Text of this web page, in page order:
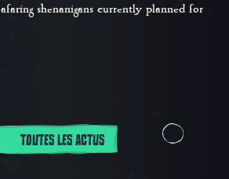
shenanigans currently planned for
TOUTES LES ACTUS